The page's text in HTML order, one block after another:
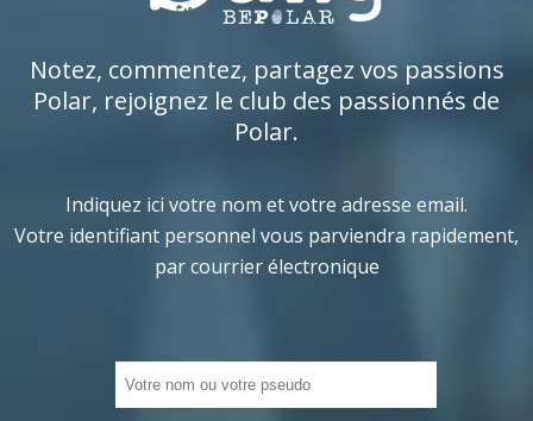
Notez, commentez, partagez vos passions
Polar, rejoignez le club des passionnés de
Polar.
Indiquez ici votre nom et votre adresse email.
Votre identifiant personnel vous parviendra rapidement,
par courrier électronique